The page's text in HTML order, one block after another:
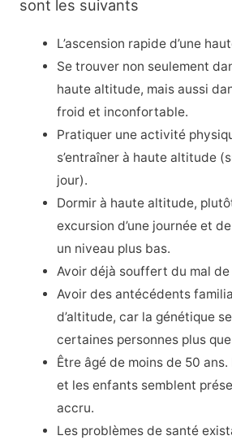
sont les suivants
L’ascension rapide d’une
Se trouver non seulement
haute altitude, mais aussi
froid et inconfortable.
Pratiquer une activité
s’entraîner à haute altitude
jour).
Dormir à haute altitude,
excursion d’une journée et
un niveau plus bas.
Avoir déjà souffert du mal de
Avoir des antécédents
d’altitude, car la génétique
certaines personnes plus que
Être âgé de moins de 50
et les enfants semblent
accru.
Les problèmes de santé